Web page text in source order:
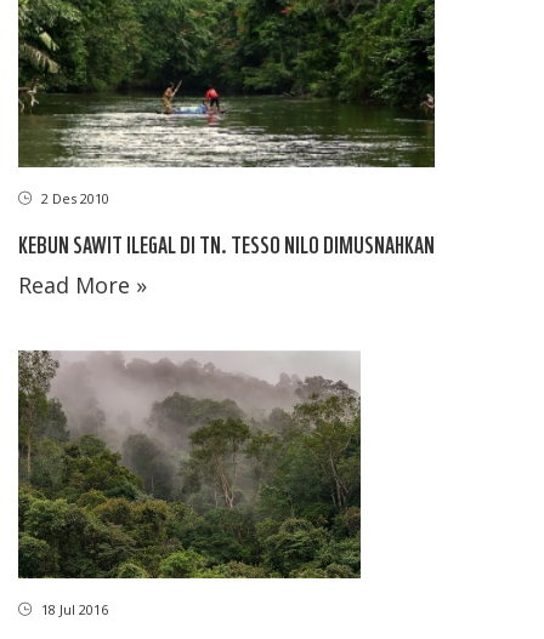
2 Des 2010
KEBUN SAWIT ILEGAL DI TN. TESSO NILO DIMUSNAHKAN
Read More »
18 Jul 2016